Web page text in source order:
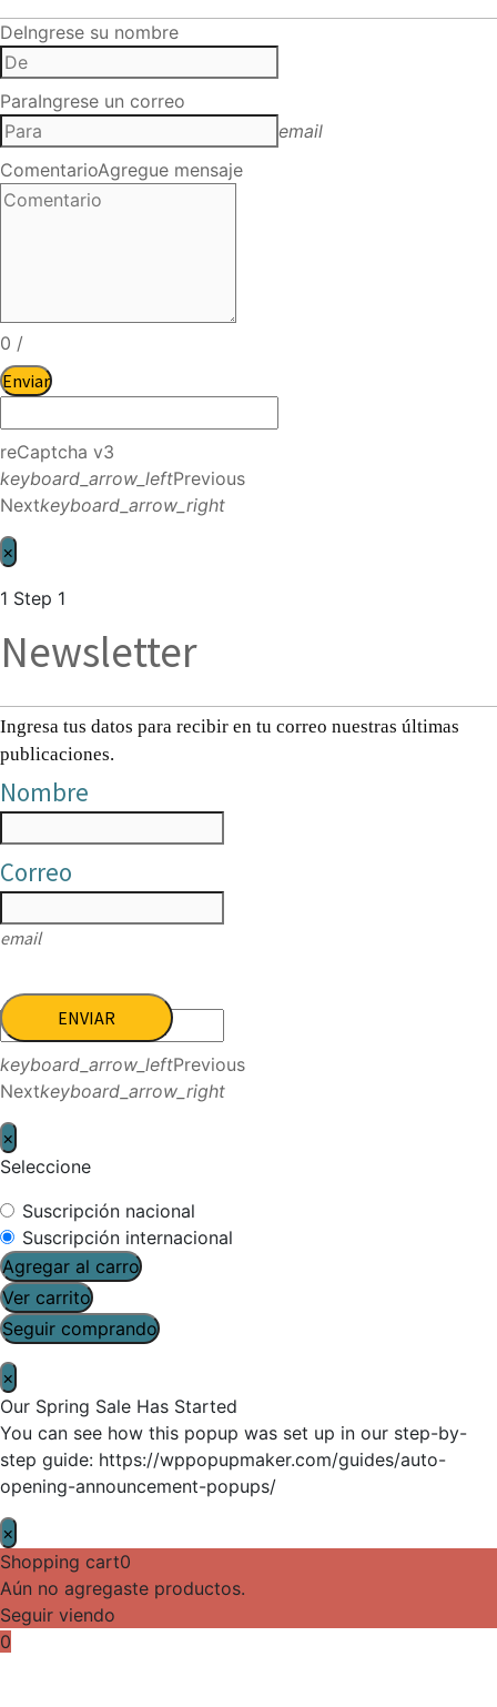
DeIngrese su nombre
ParaIngrese un correo
email
ComentarioAgregue mensaje
0 /
Enviar
reCaptcha v3
keyboard_arrow_leftPrevious
Nextkeyboard_arrow_right
×
1 Step 1
Newsletter
Ingresa tus datos para recibir en tu correo nuestras últimas
publicaciones.
Nombre
Correo
email
ENVIAR
keyboard_arrow_leftPrevious
Nextkeyboard_arrow_right
×
Seleccione
Suscripción nacional
Suscripción internacional
Agregar al carro
Ver carrito
Seguir comprando
×
Our Spring Sale Has Started
You can see how this popup was set up in our step-by-
step guide: https://wppopupmaker.com/guides/auto-
opening-announcement-popups/
×
Shopping cart0
Aún no agregaste productos.
Seguir viendo
0